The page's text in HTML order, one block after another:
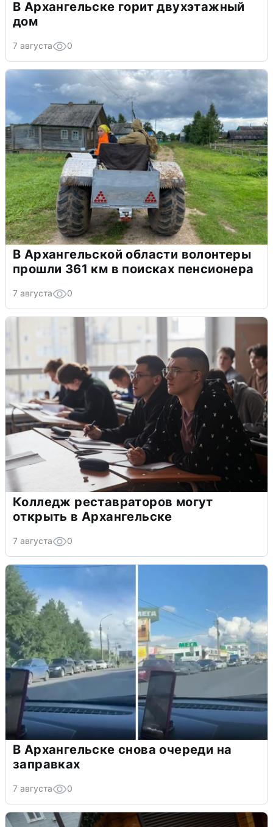
В Архангельске горит двухэтажный
дом
7 августа 0
В Архангельской области волонтеры
прошли 361 км в поисках пенсионера
7 августа 0
Колледж реставраторов могут
открыть в Архангельске
7 августа 0
В Архангельске снова очереди на
заправках
7 августа 0